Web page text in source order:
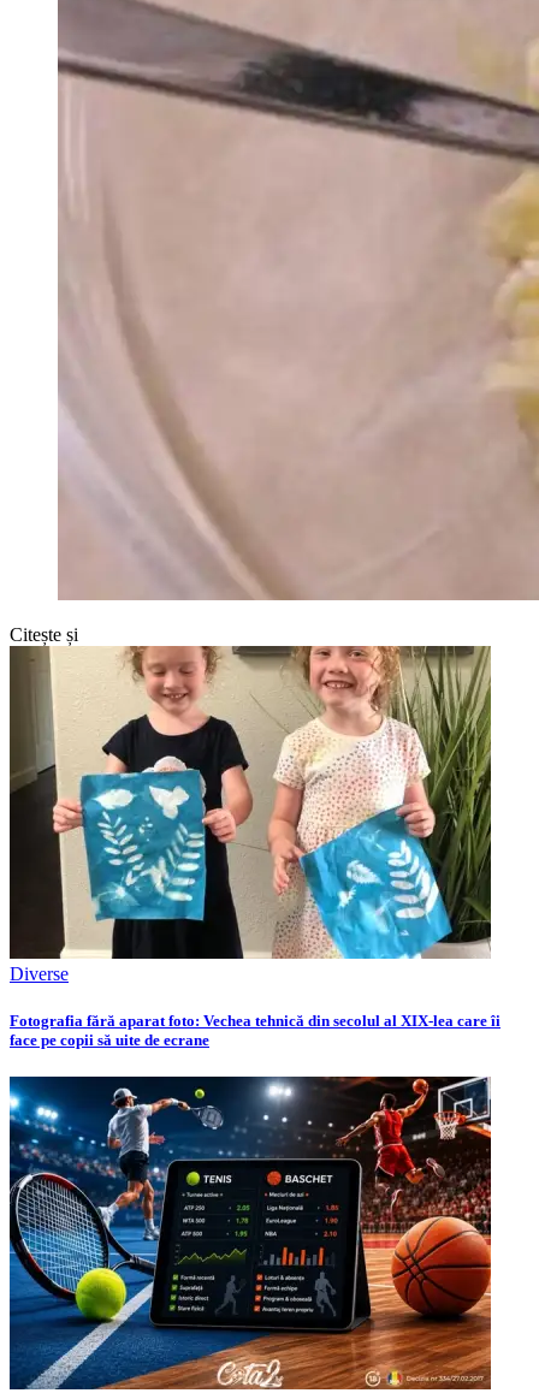
Citește și
Diverse
Fotografia fără aparat foto: Vechea tehnică din secolul al XIX-lea care îi
face pe copii să uite de ecrane